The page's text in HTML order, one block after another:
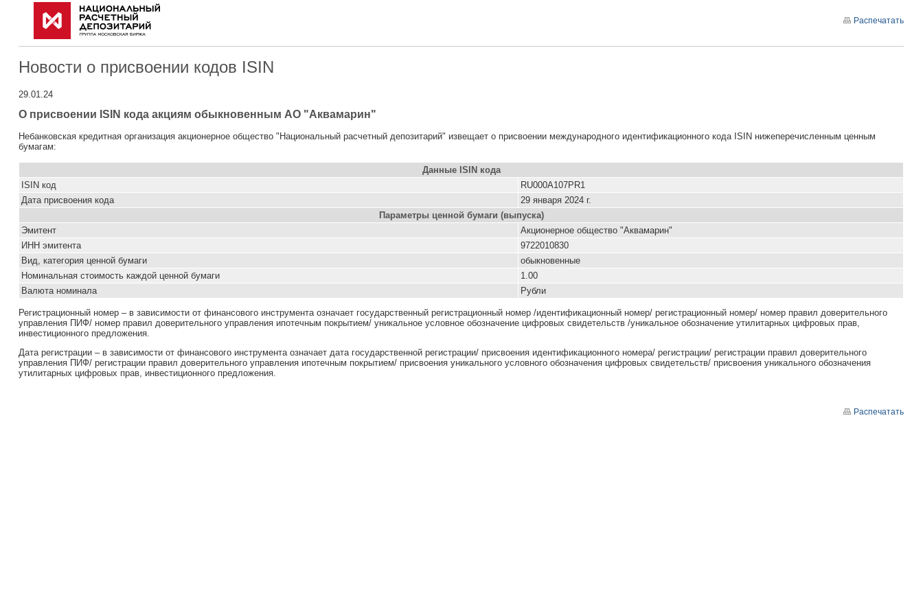
Распечатать
Новости о присвоении кодов ISIN
29.01.24
О присвоении ISIN кода акциям обыкновенным АО "Аквамарин"
Небанковская кредитная организация акционерное общество "Национальный расчетный депозитарий" извещает о присвоении международного идентификационного кода ISIN нижеперечисленным ценным
бумагам:
Данные ISIN кода
ISIN код
RU000A107PR1
Дата присвоения кода
29 января 2024 г.
Параметры ценной бумаги (выпуска)
Эмитент
Акционерное общество "Аквамарин"
ИНН эмитента
9722010830
Вид, категория ценной бумаги
обыкновенные
Номинальная стоимость каждой ценной бумаги
1.00
Валюта номинала
Рубли
Регистрационный номер – в зависимости от финансового инструмента означает государственный регистрационный номер /идентификационный номер/ регистрационный номер/ номер правил доверительного
управления ПИФ/ номер правил доверительного управления ипотечным покрытием/ уникальное условное обозначение цифровых свидетельств /уникальное обозначение утилитарных цифровых прав,
инвестиционного предложения.
Дата регистрации – в зависимости от финансового инструмента означает дата государственной регистрации/ присвоения идентификационного номера/ регистрации/ регистрации правил доверительного
управления ПИФ/ регистрации правил доверительного управления ипотечным покрытием/ присвоения уникального условного обозначения цифровых свидетельств/ присвоения уникального обозначения
утилитарных цифровых прав, инвестиционного предложения.
Распечатать